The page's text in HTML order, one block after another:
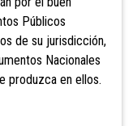
Públicos
de su jurisdicción,
Nacionales
produzca en ellos.